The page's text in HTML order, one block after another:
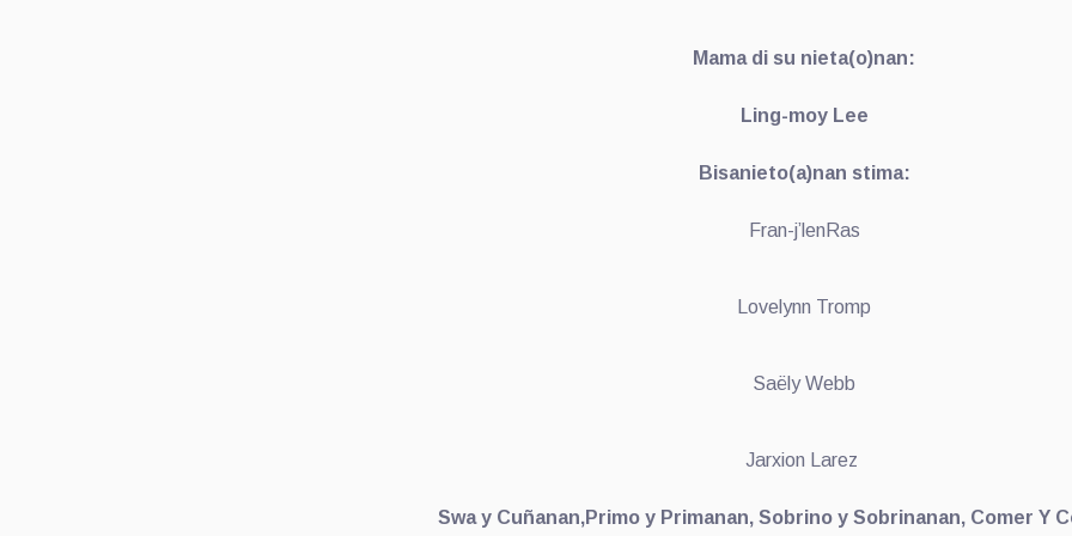
Mama di su nieta(o)nan:
Ling-moy Lee
Bisanieto(a)nan stima:
Fran-j’lenRas
Lovelynn Tromp
Saëly Webb
Jarxion Larez
Swa y Cuñanan,Primo y Primanan, Sobrino y Sobrinanan, Comer Y